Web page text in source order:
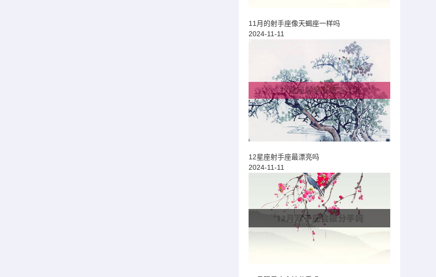
11月的射手座像天蝎座一样吗
2024-11-11
12星座射手座最漂亮吗
2024-11-11